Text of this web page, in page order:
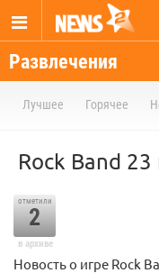
Развлечения
Лучшее Горячее
Rock Band
отметили
2
в архиве
Новость о игре Rock